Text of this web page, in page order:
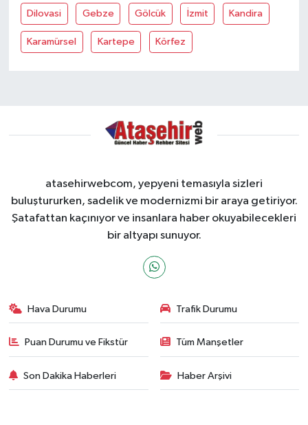
Dilovasi Gebze Gölcük İzmit Kandira
Karamürsel Kartepe Körfez
atasehirwebcom, yepyeni temasıyla sizleri
buluştururken, sadelik ve modernizmi bir araya getiriyor.
Şatafattan kaçınıyor ve insanlara haber okuyabilecekleri
bir altyapı sunuyor.
Hava Durumu Trafik Durumu
Puan Durumu ve Fikstür Tüm Manşetler
Son Dakika Haberleri Haber Arşivi